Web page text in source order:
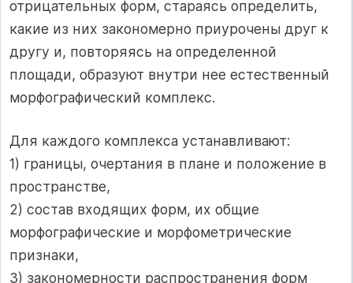
отрицательных форм, стараясь определить,
какие из них закономерно приурочены друг к
другу и, повторяясь на определенной
площади, образуют внутри нее естественный
морфографический комплекс.
Для каждого комплекса устанавливают:
1) границы, очертания в плане и положение в
пространстве,
2) состав входящих форм, их общие
морфографические и морфометрические
признаки,
3) закономерности распространения форм